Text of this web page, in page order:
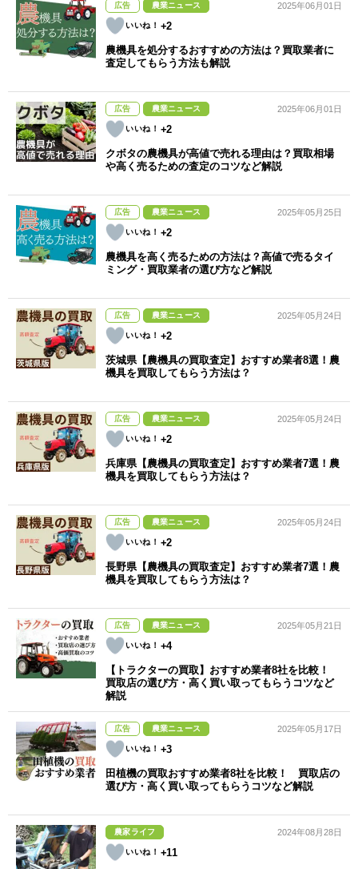
広告 農業ニュース
+2
2025年06月01日
農機具を処分するおすすめの方法は？買取業者に
査定してもらう方法も解説
広告 農業ニュース
+2
2025年06月01日
クボタの農機具が高値で売れる理由は？買取相場
や高く売るための査定のコツなど解説
広告 農業ニュース
+2
2025年05月25日
農機具を高く売るための方法は？高値で売るタイ
ミング・買取業者の選び方など解説
広告 農業ニュース
+2
2025年05月24日
茨城県【農機具の買取査定】おすすめ業者8選！農
機具を買取してもらう方法は？
広告 農業ニュース
+2
2025年05月24日
兵庫県【農機具の買取査定】おすすめ業者7選！農
機具を買取してもらう方法は？
広告 農業ニュース
+2
2025年05月24日
長野県【農機具の買取査定】おすすめ業者7選！農
機具を買取してもらう方法は？
広告 農業ニュース
+4
2025年05月21日
【トラクターの買取】おすすめ業者8社を比較！
買取店の選び方・高く買い取ってもらうコツなど
解説
広告 農業ニュース
+3
2025年05月17日
田植機の買取おすすめ業者8社を比較！ 買取店の
選び方・高く買い取ってもらうコツなど解説
農家ライフ
+11
2024年08月28日